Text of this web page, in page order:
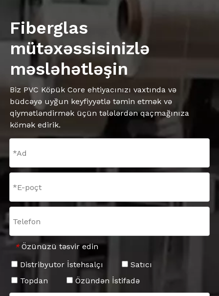
Fiberglas
mütəxəssisinizlə
məsləhətləşin
Biz PVC Köpük Core ehtiyacınızı vaxtında və
büdcəyə uyğun keyfiyyətlə təmin etmək və
qiymətləndirmək üçün tələlərdən qaçmağınıza
kömək edirik.
* Özünüzü təsvir edin
Distribyutor İstehsalçı
Satıcı
Topdan
Özündən İstifadə